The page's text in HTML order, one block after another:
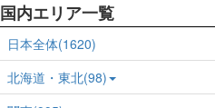
国内エリア一覧
日本全体(1620)
北海道・東北(98)